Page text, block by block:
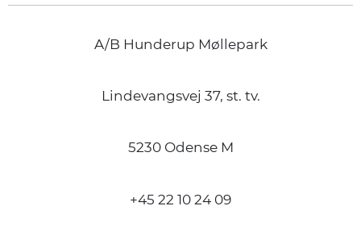
A/B Hunderup Møllepark
Lindevangsvej 37, st. tv.
5230 Odense M
+45 22 10 24 09